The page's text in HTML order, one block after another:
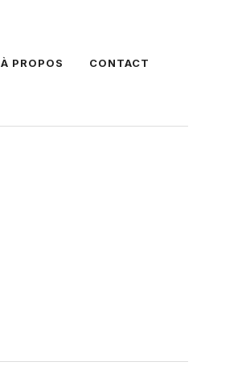
À PROPOS CONTACT